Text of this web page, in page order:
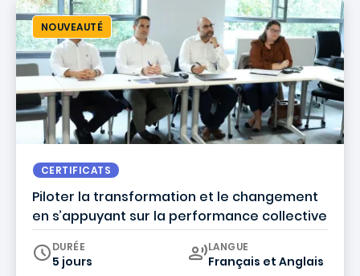
NOUVEAUTÉ
CERTIFICATS
Piloter la transformation et le changement
en s’appuyant sur la performance collective
DURÉE
5 jours
Curriculum
LANGUE
Français et Anglais